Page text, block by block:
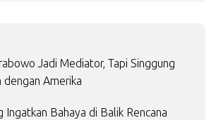
Jadi Mediator, Tapi Singgung
Amerika
Ingatkan Bahaya di Balik Rencana